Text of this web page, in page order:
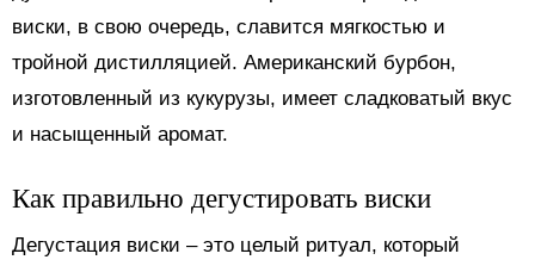
виски, в свою очередь, славится мягкостью и
тройной дистилляцией. Американский бурбон,
изготовленный из кукурузы, имеет сладковатый вкус
и насыщенный аромат.
Как правильно дегустировать виски
Дегустация виски – это целый ритуал, который